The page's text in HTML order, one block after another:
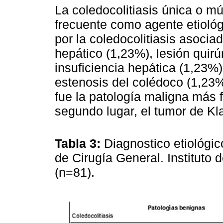
La coledocolitiasis única o
frecuente como agente
por la coledocolitiasis
hepático (1,23%), lesión
insuficiencia hepática
estenosis del colédoco
fue la patología maligna más
segundo lugar, el tumor de
Tabla 3: Diagnostico
de Cirugía General. Instituto
(n=81).